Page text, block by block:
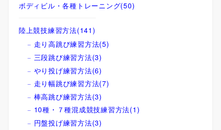
ボディビル・各種トレーニング(50)
陸上競技練習方法(141)
走り高跳び練習方法(5)
三段跳び練習方法(3)
やり投げ練習方法(6)
走り幅跳び練習方法(7)
棒高跳び練習方法(3)
10種・７種混成競技練習方法(1)
円盤投げ練習方法(3)